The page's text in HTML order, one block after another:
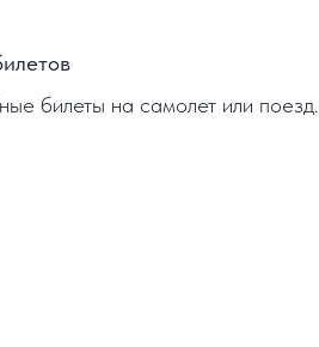
билеты на самолет или поезд.